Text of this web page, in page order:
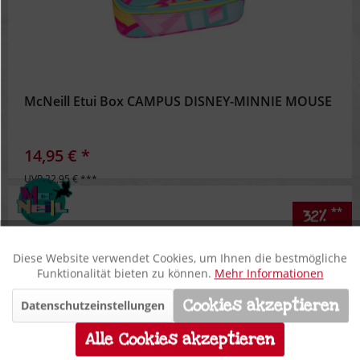
McNeill Etui Box CAMPUS DISNEY-MINNIE MOUSE
14,95 € *
UVP 22,95 € ***
32% **
Funktionale Aktiv
Marketing Inaktiv
Inaktiv
Diese Website verwendet Cookies, um Ihnen die bestmögliche
Funktionalität bieten zu können. Mehr Informationen
Datenschutzeinstellungen
Cookies akzeptieren
Alle Cookies akzeptieren